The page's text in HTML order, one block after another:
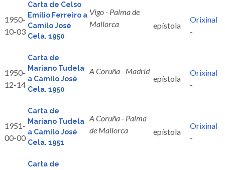
1950-
10-03
Carta de Celso
Emilio Ferreiro a
Camilo José
Cela. 1950
Vigo - Palma de
Mallorca
epístola
Orixinal
-
1950-
12-14
Carta de
Mariano Tudela
a Camilo José
Cela. 1950
A Coruña - Madríd
epístola
Orixinal
-
1951-
00-00
Carta de
Mariano Tudela
a Camilo José
Cela. 1951
A Coruña - Palma
de Mallorca
epístola
Orixinal
-
Carta de